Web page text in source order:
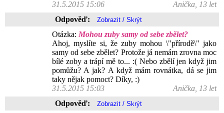
31.5.2015 15:06
Anička, 13 let
Odpověď:
Otázka: Mohou zuby samy od sebe zbělet?
Ahoj, myslíte si, že zuby mohou \"přírodě\" jako
samy od sebe zbělet? Protože já nemám zrovna moc
bílé zoby a trápí mě to... :( Nebo zbělí jen když jim
pomůžu? A jak? A když mám rovnátka, dá se jim
taky nějak pomoct? Díky, :)
31.5.2015 15:03
Anička, 13 let
Odpověď: